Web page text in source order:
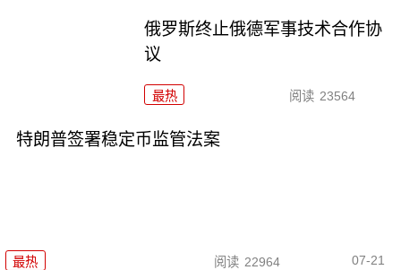
俄罗斯终止俄德军事技术合作协
议
最热 阅读 23564
特朗普签署稳定币监管法案
最热 阅读 22964 07-21